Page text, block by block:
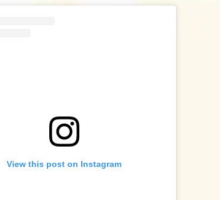
View this post on Instagram